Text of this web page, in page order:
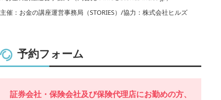
主催：お金の講座運営事務局（STORIES）/協力：株式会社ヒルズ
予約フォーム
証券会社・保険会社及び保険代理店にお勤めの方、